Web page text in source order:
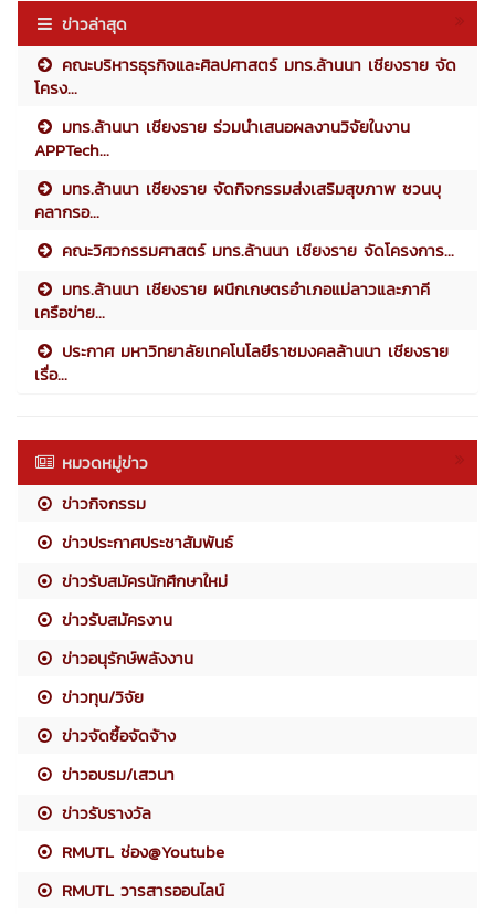
ข่าวล่าสุด
คณะบริหารธุรกิจและศิลปศาสตร์ มทร.ล้านนา เชียงราย จัด
โครง...
มทร.ล้านนา เชียงราย ร่วมนำเสนอผลงานวิจัยในงาน
APPTech...
มทร.ล้านนา เชียงราย จัดกิจกรรมส่งเสริมสุขภาพ ชวนบุ
คลากรอ...
คณะวิศวกรรมศาสตร์ มทร.ล้านนา เชียงราย จัดโครงการ...
มทร.ล้านนา เชียงราย ผนึกเกษตรอำเภอแม่ลาวและภาคี
เครือข่าย...
ประกาศ มหาวิทยาลัยเทคโนโลยีราชมงคลล้านนา เชียงราย
เรื่อ...
หมวดหมู่ข่าว
ข่าวกิจกรรม
ข่าวประกาศประชาสัมพันธ์
ข่าวรับสมัครนักศึกษาใหม่
ข่าวรับสมัครงาน
ข่าวอนุรักษ์พลังงาน
ข่าวทุน/วิจัย
ข่าวจัดซื้อจัดจ้าง
ข่าวอบรม/เสวนา
ข่าวรับรางวัล
RMUTL ช่อง@Youtube
RMUTL วารสารออนไลน์